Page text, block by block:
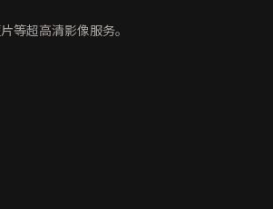
等超高清影像服务。